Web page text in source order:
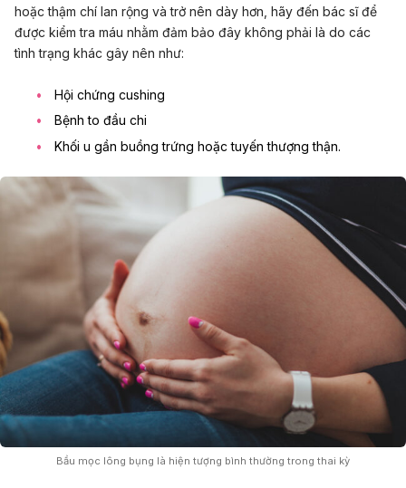
hoặc thậm chí lan rộng và trở nên dày hơn, hãy đến bác sĩ để
được kiểm tra máu nhằm đảm bảo đây không phải là do các
tình trạng khác gây nên như:
Hội chứng cushing
Bệnh to đầu chi
Khối u gần buồng trứng hoặc tuyến thượng thận.
Bầu mọc lông bụng là hiện tượng bình thường trong thai kỳ